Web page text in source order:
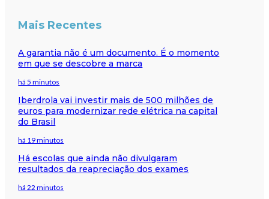
Mais Recentes
A garantia não é um documento. É o momento
em que se descobre a marca
há 5 minutos
Iberdrola vai investir mais de 500 milhões de
euros para modernizar rede elétrica na capital
do Brasil
há 19 minutos
Há escolas que ainda não divulgaram
resultados da reapreciação dos exames
há 22 minutos